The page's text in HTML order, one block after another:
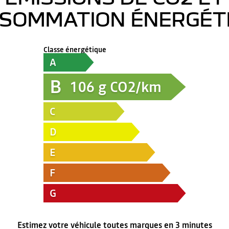
Classe énergétique
A
B 106 g CO2/km
C
D
E
F
G
Estimez votre véhicule toutes marques en 3 minutes